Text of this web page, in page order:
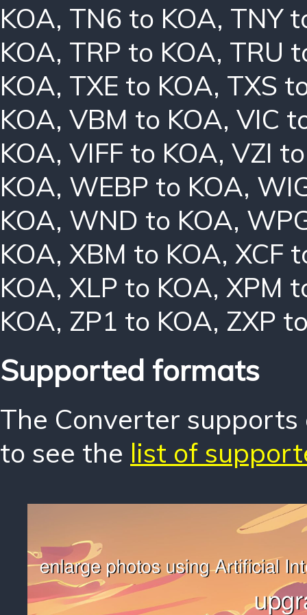
KOA, TN6 to KOA, TNY
KOA, TRP to KOA, TRU
KOA, TXE to KOA, TXS
KOA, VBM to KOA, VIC
KOA, VIFF to KOA, VZI
KOA, WEBP to KOA,
KOA, WND to KOA,
KOA, XBM to KOA, XCF
KOA, XLP to KOA, XPM
KOA, ZP1 to KOA, ZXP
Supported formats
The Converter
to see the list of